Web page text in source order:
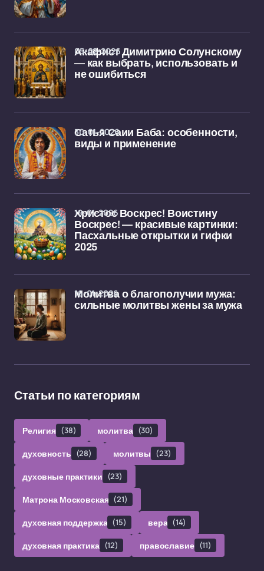
Акафист Димитрию Солунскому
— как выбрать, использовать и
не ошибиться
05-02-2026
Сатья Саии Баба: особенности,
виды и применение
30-01-2026
Христос Воскрес! Воистину
Воскрес! — красивые картинки:
Пасхальные открытки и гифки
2025
19-01-2026
Молитва о благополучии мужа:
сильные молитвы жены за мужа
16-01-2026
Статьи по категориям
Религия (38) молитва (30)
духовность (28) молитвы (23)
духовные практики (23)
Матрона Московская (21)
духовная поддержка (15) вера (14)
духовная практика (12) православие (11)